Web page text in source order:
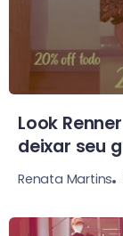
Look
deixar seu
Renata Martins